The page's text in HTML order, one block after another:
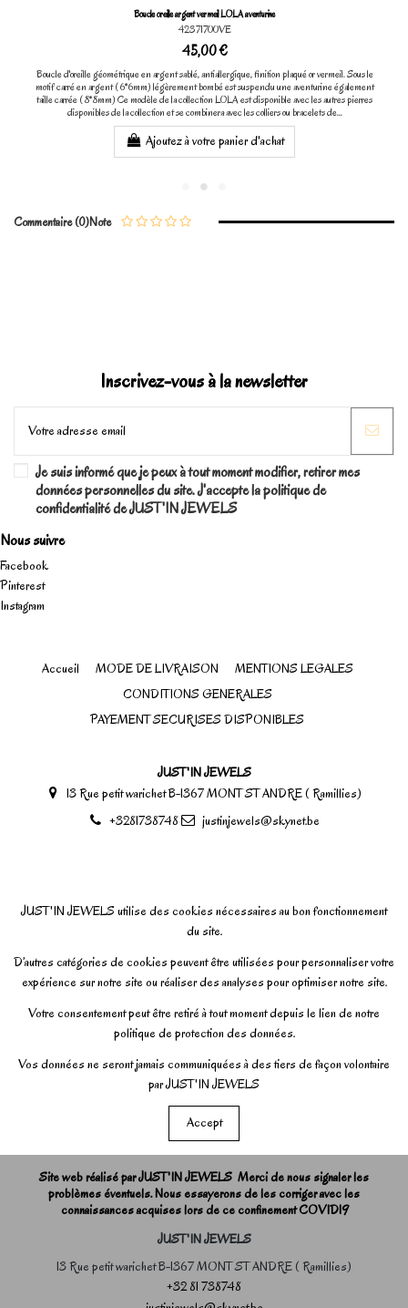
Boucle oreille argent vermeil LOLA aventurine
42371700VE
45,00 €
Boucle d'oreille géométrique en argent sablé, antiallergique, finition plaqué or vermeil. Sous le
motif carré en argent ( 6*6mm) légèrement bombé est suspendu une aventurine également
taille carrée ( 8*8mm) Ce modèle de la collection LOLA est disponible avec les autres pierres
disponibles de la collection et se combinera avec les colliers ou bracelets de...
Ajoutez à votre panier d'achat
Note
Commentaire (0)
Inscrivez-vous à la newsletter
Je suis informé que je peux à tout moment modifier, retirer mes
données personnelles du site. J'accepte la politique de
confidentialité de JUST'IN JEWELS
Nous suivre
Facebook
Pinterest
Instagram
Accueil MODE DE LIVRAISON
MENTIONS LEGALES
CONDITIONS GENERALES
PAYEMENT SECURISES DISPONIBLES
JUST'IN JEWELS
13 Rue petit warichet B-1367 MONT ST ANDRE ( Ramillies)
+3281738748
justinjewels@skynet.be
JUST'IN JEWELS utilise des cookies nécessaires au bon fonctionnement
du site.
D’autres catégories de cookies peuvent être utilisées pour personnaliser votre
expérience sur notre site ou réaliser des analyses pour optimiser notre site.
Votre consentement peut être retiré à tout moment depuis le lien de notre
politique de protection des données.
Vos données ne seront jamais communiquées à des tiers de façon volontaire
par JUST'IN JEWELS
Accept
Site web réalisé par JUST'IN JEWELS Merci de nous signaler les
problèmes éventuels. Nous essayerons de les corriger avec les
connaissances acquises lors de ce confinement COVID19
JUST'IN JEWELS
13 Rue petit warichet B-1367 MONT ST ANDRE ( Ramillies)
+32 81 738748